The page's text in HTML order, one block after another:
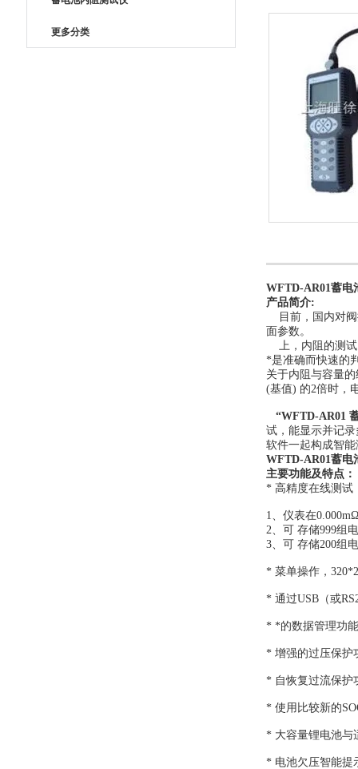
更多分类
WFTD-AR01蓄电
产品简介:
目前，国内对阀
面参数。
上，内阻的测试
*是准确而快速的
关于内阻与容量
(基值) 的2倍时，
“WFTD-AR01
试，能显示并记
软件一起构成智
WFTD-AR01蓄电
主要功能及特点：
* 高精度在线测试
1、仪表在
2、可 存储999组
3、可 存储200组
* 菜单操作，
* 通过USB（或
* *的数据管理功
* 增强的过压保护
* 自恢复过流保护
* 使用比较新的
* 大容量锂电池与
* 电池欠压智能提